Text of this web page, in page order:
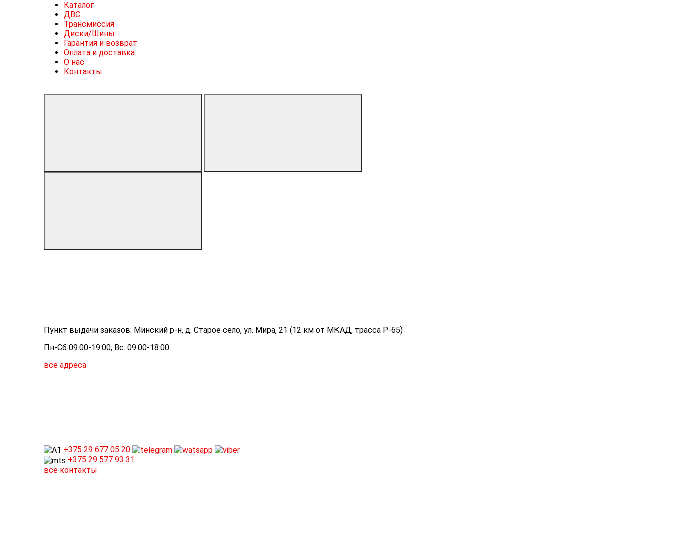
Каталог
ДВС
Трансмиссия
Диски/Шины
Гарантия и возврат
Оплата и доставка
О нас
Контакты
Пункт выдачи заказов: Минский р-н, д. Старое село, ул. Мира, 21 (12 км от МКАД, трасса P-65)
Пн-Сб 09:00-19:00; Вс: 09:00-18:00
все адреса
+375 29 677 05 20
+375 29 577 93 31
все контакты